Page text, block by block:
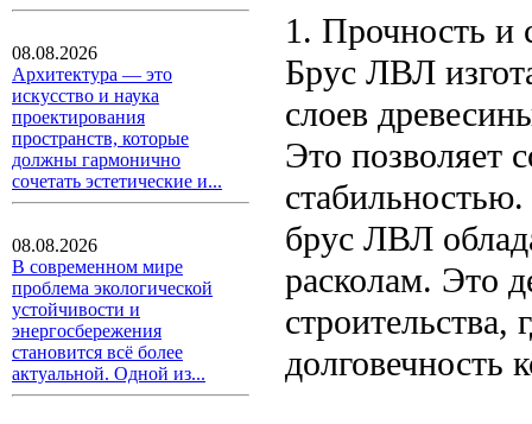
08.08.2026
Архитектура — это
искусство и наука
проектирования
пространств, которые
должны гармонично
сочетать эстетические и...
08.08.2026
В современном мире
проблема экологической
устойчивости и
энергосбережения
становится всё более
актуальной. Одной из...
1. Прочность и
Брус ЛВЛ
слоев
Это позволяет
брус ЛВЛ
расколам. Это
строительства,
долговечность